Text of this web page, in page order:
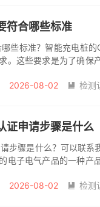
符合哪些标准
些标准？智能充电桩
。这些要求是为了确保
2026-08-02  检测
证申请步骤是什么
步骤是什么？可以联系
电子电气产品的一种产
2026-08-02  检测